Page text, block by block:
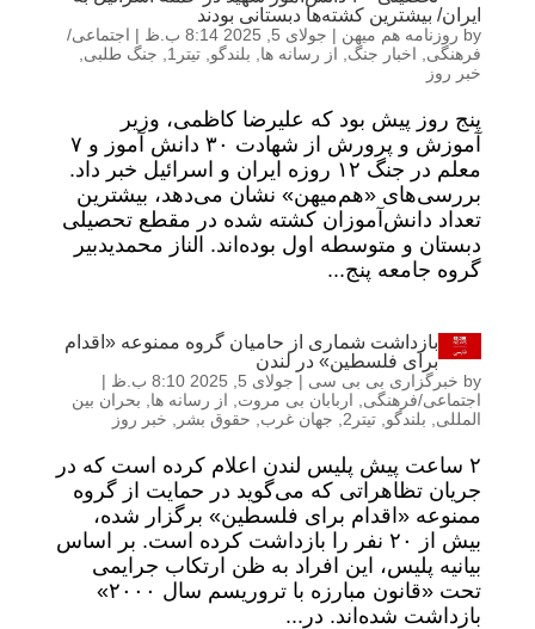
ایران/ بیشترین کشته‌ها دبستانی‌ بودند
by روزنامه هم میهن | جولای 5, 2025 8:14 ب.ظ | اجتماعی/
فرهنگی
اخبار جنگ از رسانه ها بلندگو تیتر1 جنگ طلبی
خبر روز
پنج روز پیش بود که علیرضا کاظمی، وزیر
آموزش و پرورش از شهادت ۳۰ دانش آموز و ۷
معلم در جنگ ۱۲ روزه ایران و اسرائیل خبر داد.
بررسی‌های «هم‌میهن» نشان می‌دهد، بیشترین
تعداد دانش‌آموزان کشته شده در مقطع تحصیلی
دبستان و متوسطه اول بوده‌اند. الناز محمدیدبیر
گروه جامعه پنج...
بازداشت شماری از حامیان گروه ممنوعه «اقدام
برای فلسطین» در لندن
by خبرگزاری بی بی سی | جولای 5, 2025 8:10 ب.ظ
|
اجتماعی/فرهنگی
اربابان بی مروت از رسانه ها
بحران بین
المللی
بلندگو تیتر2 جهان غرب حقوق بشر خبر روز
۲ ساعت پیش پلیس لندن اعلام کرده است که در
جریان تظاهراتی که می‌گوید در حمایت از گروه
ممنوعه «اقدام برای فلسطین» برگزار شده،
بیش از ۲۰ نفر را بازداشت کرده است. بر اساس
بیانیه پلیس، این افراد به ظن ارتکاب جرایمی
تحت «قانون مبارزه با تروریسم سال ۲۰۰۰»
بازداشت شده‌اند. در...